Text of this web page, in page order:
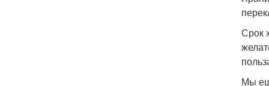
Срок
Мы